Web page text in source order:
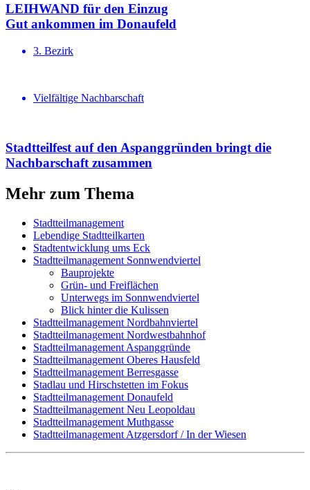
LEIHWAND für den Einzug
Gut ankommen im Donaufeld
3. Bezirk
Vielfältige Nachbarschaft
Stadtteilfest auf den Aspanggründen bringt die
Nachbar­schaft zusammen
Mehr zum Thema
Stadtteilmanagement
Lebendige Stadtteilkarten
Stadtentwicklung ums Eck
Stadtteilmanagement Sonnwendviertel
Bauprojekte
Grün- und Freiflächen
Unterwegs im Sonnwendviertel
Blick hinter die Kulissen
Stadtteilmanagement Nordbahnviertel
Stadtteilmanagement Nordwestbahnhof
Stadtteilmanagement Aspanggründe
Stadtteilmanagement Oberes Hausfeld
Stadtteilmanagement Berresgasse
Stadlau und Hirschstetten im Fokus
Stadtteilmanagement Donaufeld
Stadtteilmanagement Neu Leopoldau
Stadtteilmanagement Muthgasse
Stadtteilmanagement Atzgersdorf / In der Wiesen